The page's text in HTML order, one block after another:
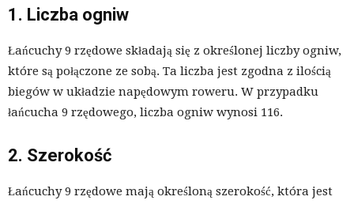
1. Liczba ogniw
Łańcuchy 9 rzędowe składają się z określonej liczby ogniw,
które są połączone ze sobą. Ta liczba jest zgodna z ilością
biegów w układzie napędowym roweru. W przypadku
łańcucha 9 rzędowego, liczba ogniw wynosi 116.
2. Szerokość
Łańcuchy 9 rzędowe mają określoną szerokość, która jest